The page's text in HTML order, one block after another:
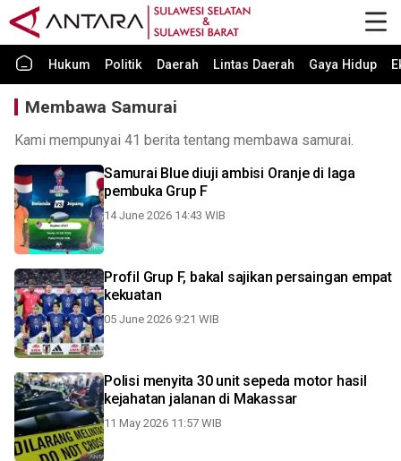
Hukum Politik Daerah Lintas Daerah Gaya Hidup
Membawa Samurai
Kami mempunyai 41 berita tentang membawa samurai.
Samurai Blue diuji ambisi Oranje di laga
pembuka Grup F
14 June 2026 14:43 WIB
Profil Grup F, bakal sajikan persaingan empat
kekuatan
05 June 2026 9:21 WIB
Polisi menyita 30 unit sepeda motor hasil
kejahatan jalanan di Makassar
11 May 2026 11:57 WIB